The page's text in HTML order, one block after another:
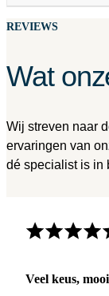
REVIEWS
Wat
Wij streven naar
ervaringen van
dé specialist is in
Veel keus,